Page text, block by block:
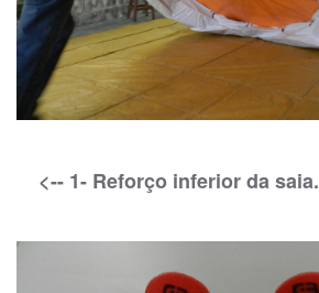
<-- 1- Reforço inferior da saia.